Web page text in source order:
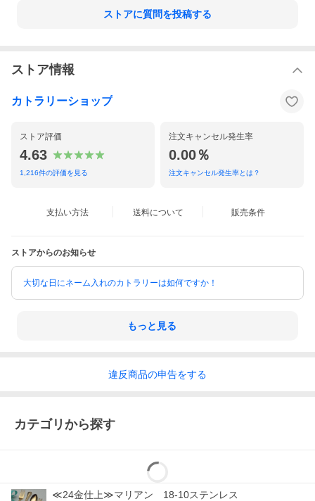
ストアに質問を投稿する
ストア情報
カトラリーショップ
ストア評価
4.63
1,216件の評価を見る
注文キャンセル発生率
0.00％
注文キャンセル発生率とは？
支払い方法 送料について 販売条件
ストアからのお知らせ
大切な日にネーム入れのカトラリーは如何ですか！
もっと見る
違反商品の申告をする
カテゴリから探す
≪24金仕上≫マリアン 18-10ステンレス